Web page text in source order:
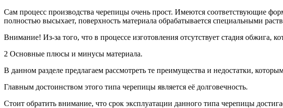
Сам процесс производства черепицы очень прост. Имеются соответствующие
полностью высыхает, поверхность материала обрабатывается специальными
Внимание! Из-за того, что в процессе изготовления отсутствует стадия обжига,
2 Основные плюсы и минусы материала.
В данном разделе предлагаем рассмотреть те преимущества и недостатки,
Главным достоинством этого типа черепицы является её долговечность.
Стоит обратить внимание, что срок эксплуатации данного типа черепицы